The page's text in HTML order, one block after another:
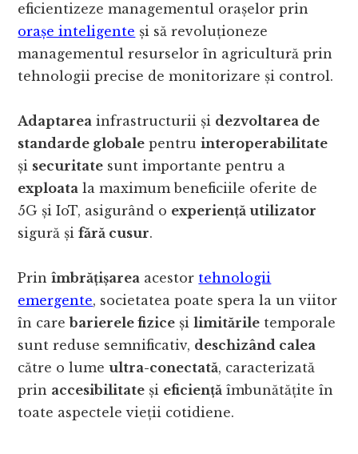
eficientizeze managementul orașelor prin
orașe inteligente și să revoluționeze
managementul resurselor în agricultură prin
tehnologii precise de monitorizare și control.
Adaptarea infrastructurii și dezvoltarea de
standarde globale pentruinteroperabilitate
și securitate sunt importante pentru a
exploata la maximum beneficiile oferite de
5G și IoT, asigurând o experiență utilizator
sigură șifără cusur.
Prinîmbrățișarea acestor tehnologii
emergente, societatea poate spera la un viitor
în carebarierele fizice șilimitările temporale
sunt reduse semnificativ, deschizând calea
către o lumeultra-conectată, caracterizată
prin accesibilitate și eficiență îmbunătățite în
toate aspectele vieții cotidiene.